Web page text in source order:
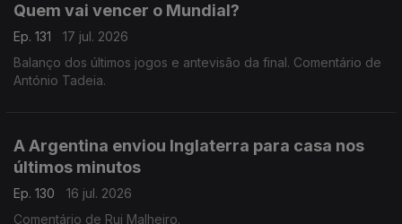
Quem vai vencer o Mundial?
Ep. 131
17 jul. 2026
Balanço dos últimos jogos e antevisão da final. Comentário de
António Tadeia.
A Argentina enviou Inglaterra para casa nos
últimos minutos
Ep. 130
16 jul. 2026
Comentário de Rui Malheiro.